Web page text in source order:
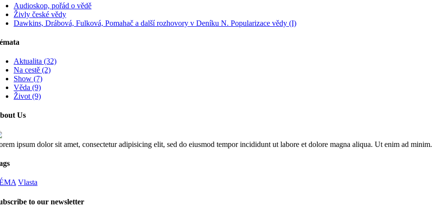
Audioskop, pořád o vědě
Živly české vědy
Dawkins, Drábová, Fulková, Pomahač a další rozhovory v Deníku N. Popularizace vědy (I)
Aktualita (32)
Na cestě (2)
Show (7)
Věda (9)
Život (9)
Us
ipsum dolor sit amet, consectetur adipisicing elit, sed do eiusmod tempor incididunt ut labore et dolore magna aliqua. Ut enim ad minim.
Vlasta
to our newsletter